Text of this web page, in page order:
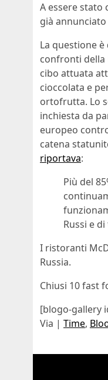
A essere stato
già
La questione
confronti della
cibo attuata
cioccolata e
ortofrutta. Lo
inchiesta da
europeo
catena
riportava:
Più del
Russi e
I ristoranti
Russia.
Chiusi 10 fast
[blogo-gallery
Via | Time,